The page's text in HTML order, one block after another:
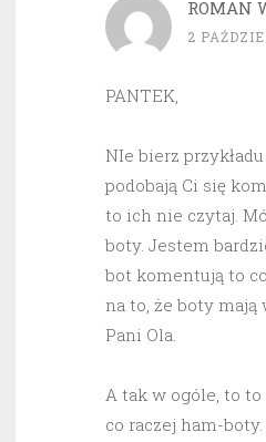
ROMAN
2
PANTEK,
NIe bierz
podobają Ci się
to ich nie czytaj.
boty. Jestem
bot komentują to
na to, że boty
Pani Ola.
A tak w ogóle, to
co raczej ham-